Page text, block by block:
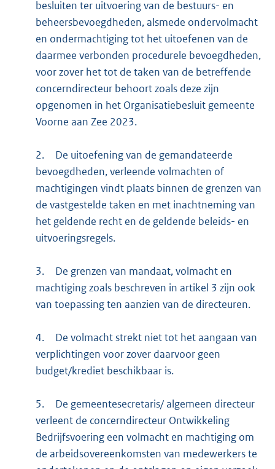
besluiten ter uitvoering van de bestuurs- en
beheersbevoegdheden, alsmede ondervolmacht
en ondermachtiging tot het uitoefenen van de
daarmee verbonden procedurele bevoegdheden,
voor zover het tot de taken van de betreffende
concerndirecteur behoort zoals deze zijn
opgenomen in het Organisatiebesluit gemeente
Voorne aan Zee 2023.
2.
De uitoefening van de gemandateerde
bevoegdheden, verleende volmachten of
machtigingen vindt plaats binnen de grenzen van
de vastgestelde taken en met inachtneming van
het geldende recht en de geldende beleids- en
uitvoeringsregels.
3.
De grenzen van mandaat, volmacht en
machtiging zoals beschreven in artikel 3 zijn ook
van toepassing ten aanzien van de directeuren.
4.
De volmacht strekt niet tot het aangaan van
verplichtingen voor zover daarvoor geen
budget/krediet beschikbaar is.
5.
De gemeentesecretaris/ algemeen directeur
verleent de concerndirecteur Ontwikkeling
Bedrijfsvoering een volmacht en machtiging om
de arbeidsovereenkomsten van medewerkers te